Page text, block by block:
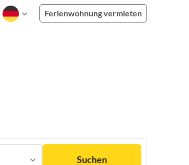
Ferienwohnung vermieten
Suchen